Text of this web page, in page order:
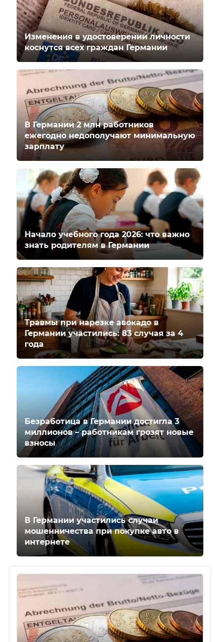
Изменения в удостоверении личности
коснутся всех граждан Германии
В Германии 2 млн работников
ежегодно недополучают минимальную
зарплату
Начало учебного года 2026: что важно
знать родителям в Германии
Травмы при нарезке авокадо в
Германии участились: 83 случая за 4
года
Безработица в Германии достигла 3
миллионов – работникам грозят новые
взносы
В Германии участились случаи
мошенничества при покупке авто в
интернете